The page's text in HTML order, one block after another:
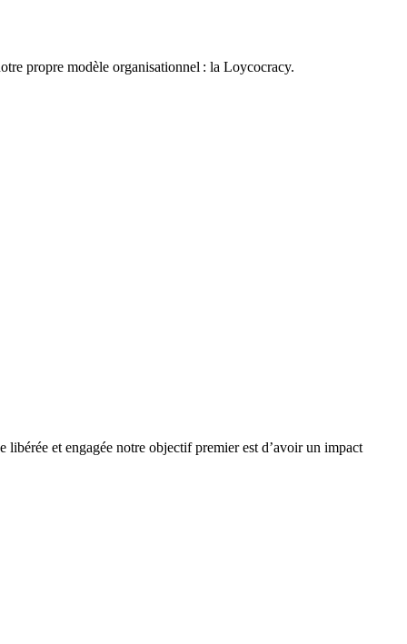
propre modèle organisationnel : la Loycocracy.
libérée et engagée notre objectif premier est d’avoir un impact